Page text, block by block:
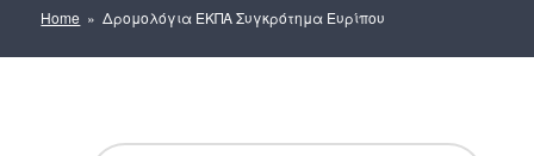
Home » Δρομολόγια ΕΚΠΑ Συγκρότημα Ευρίπου